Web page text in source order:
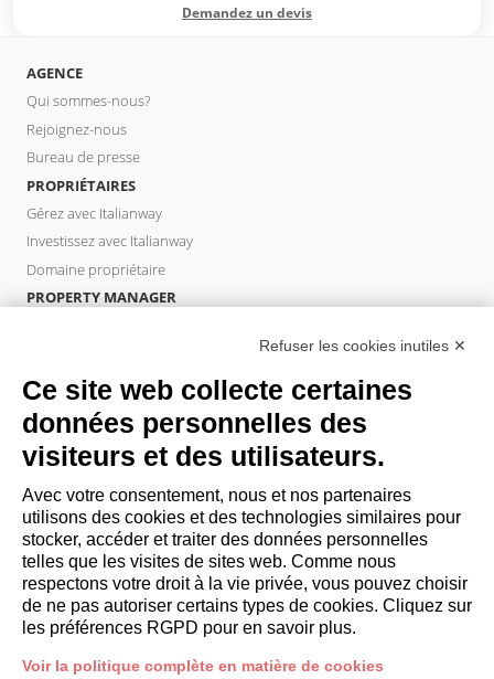
Demandez un devis
AGENCE
Qui sommes-nous?
Rejoignez-nous
Bureau de presse
PROPRIÉTAIRES
Gérez avec Italianway
Investissez avec Italianway
Domaine propriétaire
PROPERTY MANAGER
INVITÉS
Réservez un séjour
Séjour longue durée
Expériences pour les clients
Reductions pour les clients
Conventions pour les entreprises
booking@italianway.house
+390286882952
Refuser les cookies inutiles ✕
Ce site web collecte certaines
données personnelles des
visiteurs et des utilisateurs.
Avec votre consentement, nous et nos partenaires
utilisons des cookies et des technologies similaires pour
stocker, accéder et traiter des données personnelles
telles que les visites de sites web. Comme nous
respectons votre droit à la vie privée, vous pouvez choisir
de ne pas autoriser certains types de cookies. Cliquez sur
les préférences RGPD pour en savoir plus.
Voir la politique complète en matière de cookies